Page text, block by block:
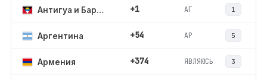
Антигуа и Барбуда +1 АГ 1
Аргентина +54 АР 5
Армения +374 ЯВЛЯЮСЬ 3